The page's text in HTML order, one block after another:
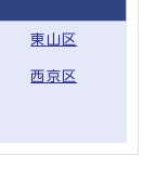
東山区
西京区